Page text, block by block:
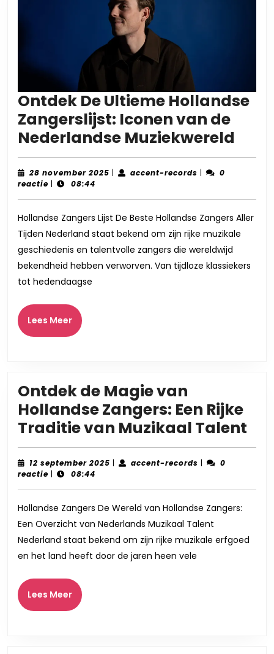
Ontdek De Ultieme Hollandse
Zangerslijst: Iconen van de
Nederlandse Muziekwereld
De
de
28 november 2025 28
| accent-records accent-
|
0
reactie | 08:44
Hollandse Zangers Lijst De Beste Hollandse Zangers Aller
Tijden Nederland staat bekend om zijn rijke muzikale
geschiedenis en talentvolle zangers die wereldwijd
bekendheid hebben verworven. Van tijdloze klassiekers
tot hedendaagse
Lees MeerLees
Meer
Ontdek de Magie van
Hollandse Zangers: Een Rijke
Traditie van Muzikaal Talent
de
Een
12 september 2025 12| accent-records accent-
|
0
reactie | 08:44
Hollandse Zangers De Wereld van Hollandse Zangers:
Een Overzicht van Nederlands Muzikaal Talent
Nederland staat bekend om zijn rijke muzikale erfgoed
en het land heeft door de jaren heen vele
Lees MeerLees
Meer